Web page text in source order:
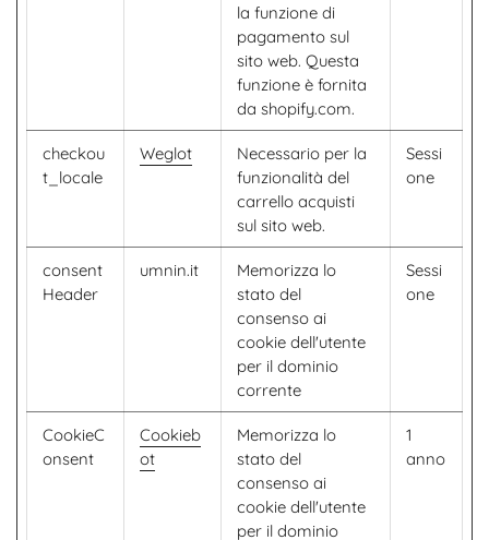
la funzione di
pagamento sul
sito web. Questa
funzione è fornita
da shopify.com.
checkou
t_locale
Weglot
Necessario per la
funzionalità del
carrello acquisti
sul sito web.
Sessi
one
consent
Header
umnin.it
Memorizza lo
stato del
consenso ai
cookie dell'utente
per il dominio
corrente
Sessi
one
CookieC
onsent
Cookieb
ot
Memorizza lo
stato del
consenso ai
cookie dell'utente
per il dominio
1
anno